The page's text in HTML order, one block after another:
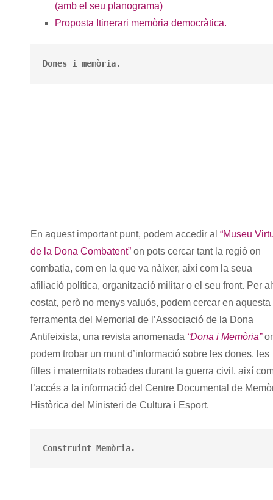
(amb el seu planograma)
Proposta Itinerari memòria democràtica.
Dones i memòria.
En aquest important punt, podem accedir al “Museu
de la Dona Combatent” on pots cercar tant la regió on
combatia, com en la que va nàixer, així com la seua
afiliació política, organització militar o el seu front. Per
costat, però no menys valuós, podem cercar en aquesta
ferramenta del Memorial de l’Associació de la Dona
Antifeixista, una revista anomenada “Dona i Memòria”
podem trobar un munt d’informació sobre les dones, les
filles i maternitats robades durant la guerra civil, així
l’accés a la informació del Centre Documental de
Històrica del Ministeri de Cultura i Esport.
Construint Memòria.